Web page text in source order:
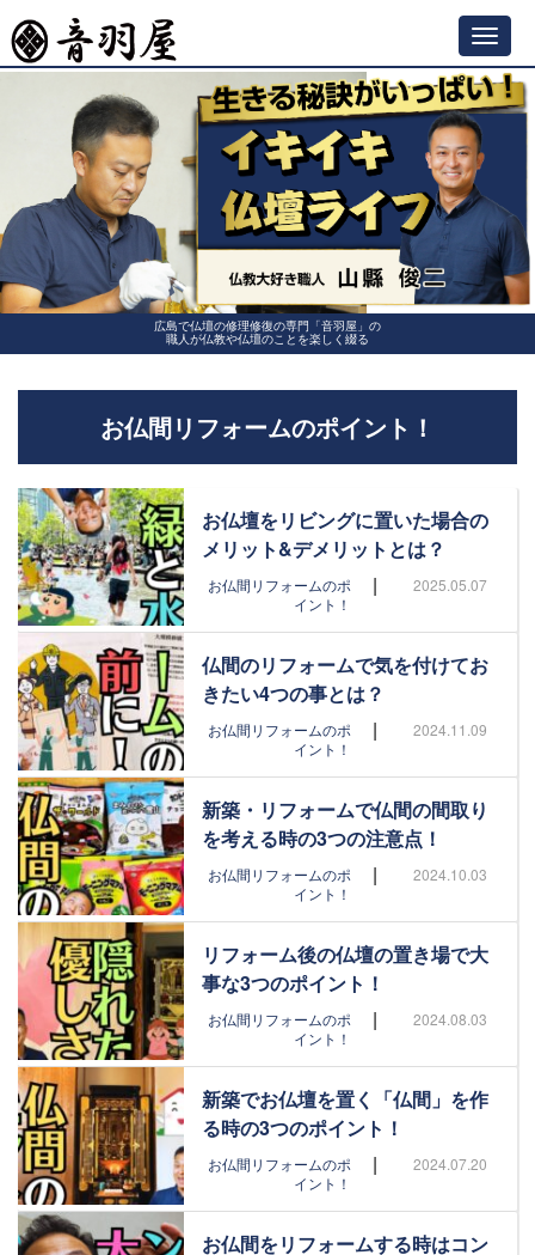
広島で仏壇の修理修復の専門「音羽屋」の
職人が仏教や仏壇のことを楽しく綴る
お仏間リフォームのポイント！
お仏壇をリビングに置いた場合の
メリット&デメリットとは？
お仏間リフォームのポ
イント！
| 2025.05.07
仏間のリフォームで気を付けてお
きたい4つの事とは？
お仏間リフォームのポ
イント！
| 2024.11.09
新築・リフォームで仏間の間取り
を考える時の3つの注意点！
お仏間リフォームのポ
イント！
| 2024.10.03
リフォーム後の仏壇の置き場で大
事な3つのポイント！
お仏間リフォームのポ
イント！
| 2024.08.03
新築でお仏壇を置く「仏間」を作
る時の3つのポイント！
お仏間リフォームのポ
イント！
| 2024.07.20
お仏間をリフォームする時はコン